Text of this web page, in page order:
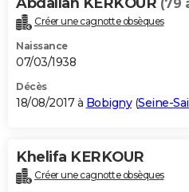
(79
Créer une cagnotte obsèques
Naissance
07/03/1938
Décès
18/08/2017 à Bobigny(Seine-
Khelifa KERKOUR
Créer une cagnotte obsèques